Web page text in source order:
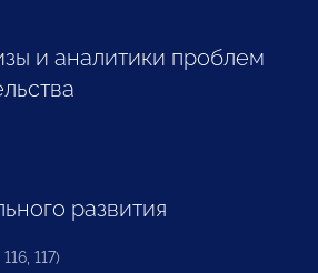
и аналитики проблем
развития
117)